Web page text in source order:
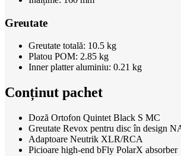
Greutate
Greutate totală: 10.5 kg
Platou POM: 2.85 kg
Inner platter aluminiu: 0.21 kg
Conținut pachet
Doză Ortofon Quintet Black S MC
Greutate Revox pentru disc în design
Adaptoare Neutrik XLR/RCA
Picioare high-end bFly PolarX absorber